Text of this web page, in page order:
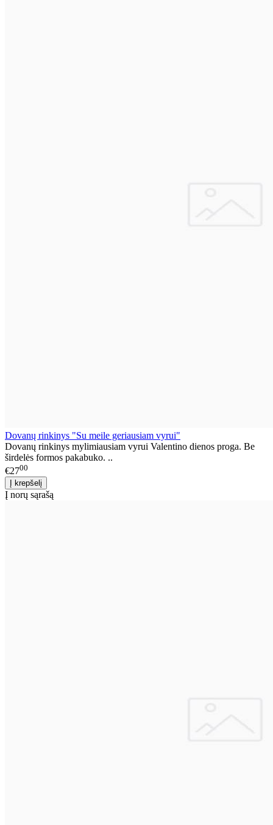
Dovanų rinkinys "Su meile geriausiam vyrui"
Dovanų rinkinys mylimiausiam vyrui Valentino dienos proga. Be
širdelės formos pakabuko. ..
€2700
Į norų sąrašą